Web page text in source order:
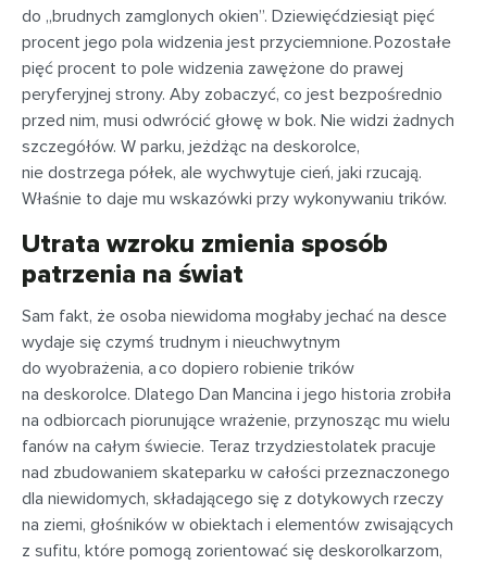
do „brudnych zamglonych okien”. Dziewięćdziesiąt pięć
procent jego pola widzenia jest przyciemnione. Pozostałe
pięć procent to pole widzenia zawężone do prawej
peryferyjnej strony. Aby zobaczyć, co jest bezpośrednio
przed nim, musi odwrócić głowę w bok. Nie widzi żadnych
szczegółów. W parku, jeżdżąc na deskorolce,
nie dostrzega półek, ale wychwytuje cień, jaki rzucają.
Właśnie to daje mu wskazówki przy wykonywaniu trików.
Utrata wzroku zmienia sposób
patrzenia na świat
Sam fakt, że osoba niewidoma mogłaby jechać na desce
wydaje się czymś trudnym i nieuchwytnym
do wyobrażenia, a co dopiero robienie trików
na deskorolce. Dlatego Dan Mancina i jego historia zrobiła
na odbiorcach piorunujące wrażenie, przynosząc mu wielu
fanów na całym świecie. Teraz trzydziestolatek pracuje
nad zbudowaniem skateparku w całości przeznaczonego
dla niewidomych, składającego się z dotykowych rzeczy
na ziemi, głośników w obiektach i elementów zwisających
z sufitu, które pomogą zorientować się deskorolkarzom,